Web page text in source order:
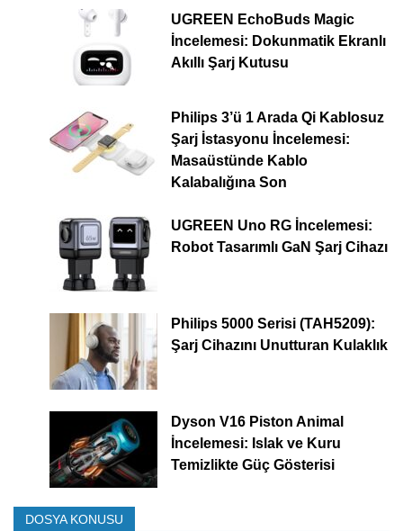
UGREEN EchoBuds Magic
İncelemesi: Dokunmatik Ekranlı
Akıllı Şarj Kutusu
Philips 3’ü 1 Arada Qi Kablosuz
Şarj İstasyonu İncelemesi:
Masaüstünde Kablo
Kalabalığına Son
UGREEN Uno RG İncelemesi:
Robot Tasarımlı GaN Şarj Cihazı
Philips 5000 Serisi (TAH5209):
Şarj Cihazını Unutturan Kulaklık
Dyson V16 Piston Animal
İncelemesi: Islak ve Kuru
Temizlikte Güç Gösterisi
DOSYA KONUSU